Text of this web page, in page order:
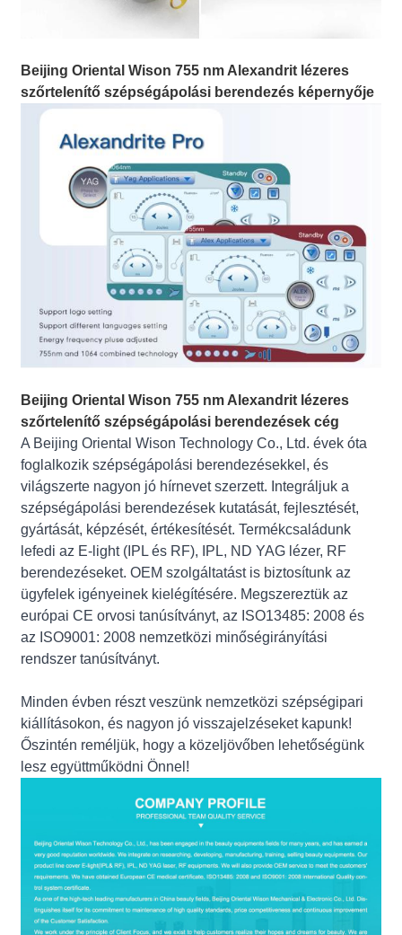
Beijing Oriental Wison 755 nm Alexandrit lézeres
szőrtelenítő szépségápolási berendezés képernyője
Beijing Oriental Wison 755 nm Alexandrit lézeres
szőrtelenítő szépségápolási berendezések cég
A Beijing Oriental Wison Technology Co., Ltd. évek óta
foglalkozik szépségápolási berendezésekkel, és
világszerte nagyon jó hírnevet szerzett. Integráljuk a
szépségápolási berendezések kutatását, fejlesztését,
gyártását, képzését, értékesítését. Termékcsaládunk
lefedi az E-light (IPL és RF), IPL, ND YAG lézer, RF
berendezéseket. OEM szolgáltatást is biztosítunk az
ügyfelek igényeinek kielégítésére. Megszereztük az
európai CE orvosi tanúsítványt, az ISO13485: 2008 és
az ISO9001: 2008 nemzetközi minőségirányítási
rendszer tanúsítványt.
Minden évben részt veszünk nemzetközi szépségipari
kiállításokon, és nagyon jó visszajelzéseket kapunk!
Őszintén reméljük, hogy a közeljövőben lehetőségünk
lesz együttműködni Önnel!